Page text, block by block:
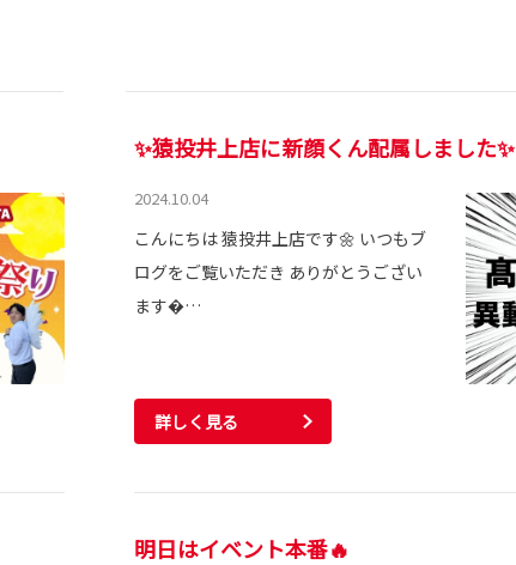
✨猿投井上店に新顔くん配属しました✨
2024.10.04
こんにちは 猿投井上店です🌼 いつもブ
ログをご覧いただき ありがとうござい
ます…
詳しく見る
明日はイベント本番🔥